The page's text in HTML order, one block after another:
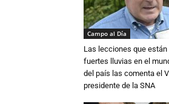
Campo al Día
Las lecciones que están
fuertes lluvias en el
del país las comenta el
presidente de la SNA